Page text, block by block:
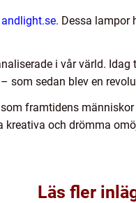
Dessa lampor
i vår värld.
som sedan blev en
framtidens
och drömma
Läs fler